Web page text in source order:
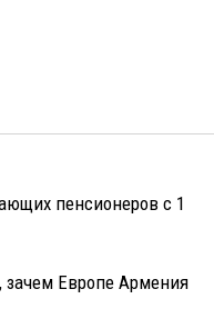
пенсионеров с 1
Европе Армения